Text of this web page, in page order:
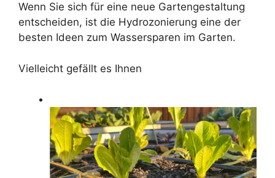
Wenn Sie sich für eine neue Gartengestaltung
entscheiden, ist die Hydrozonierung eine der
besten Ideen zum Wassersparen im Garten.
Vielleicht gefällt es Ihnen